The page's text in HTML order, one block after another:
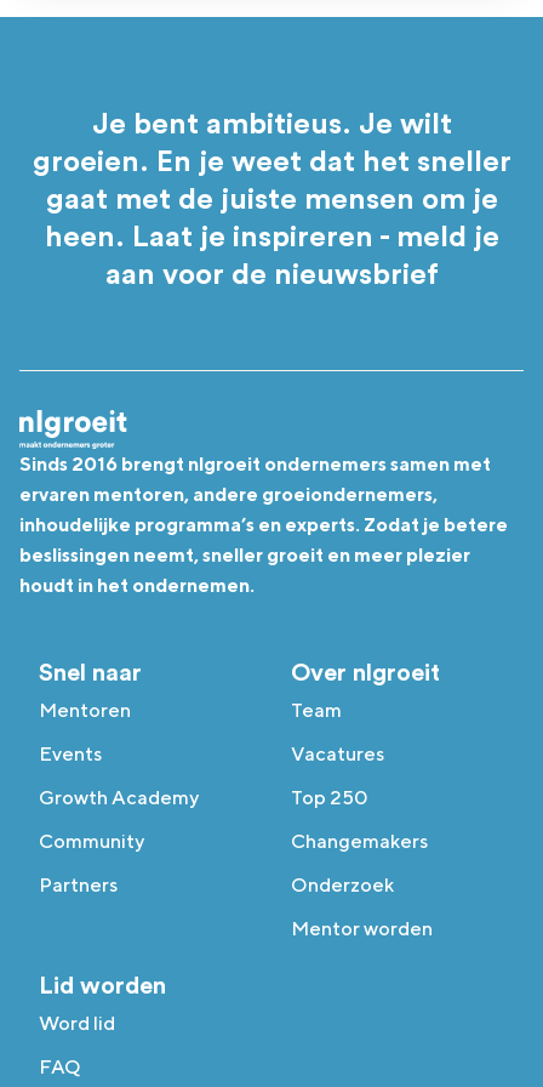
Je bent ambitieus. Je wilt
groeien. En je weet dat het sneller
gaat met de juiste mensen om je
heen. Laat je inspireren - meld je
aan voor de nieuwsbrief
Sinds 2016 brengt nlgroeit ondernemers samen met
ervaren mentoren, andere groeiondernemers,
inhoudelijke programma’s en experts. Zodat je betere
beslissingen neemt, sneller groeit en meer plezier
houdt in het ondernemen.
Snel naar
Mentoren
Events
Growth Academy
Community
Partners
Over nlgroeit
Team
Vacatures
Top 250
Changemakers
Onderzoek
Mentor worden
Lid worden
Word lid
FAQ